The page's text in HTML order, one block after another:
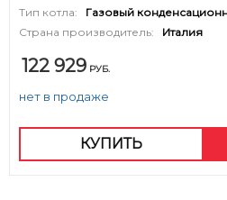
Тип котла:
Газовый
Страна производитель:
Италия
122 929 РУБ.
нет в продаже
КУПИТЬ